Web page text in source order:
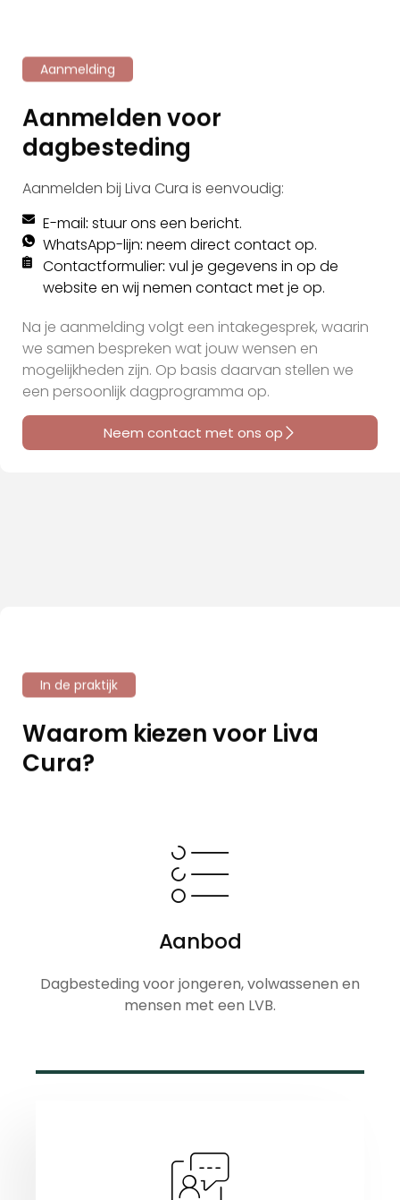
Aanmelding
Aanmelden voor
dagbesteding
Aanmelden bij Liva Cura is eenvoudig:
E-mail: stuur ons een bericht.
WhatsApp-lijn: neem direct contact op.
Contactformulier: vul je gegevens in op de
website en wij nemen contact met je op.
Na je aanmelding volgt een intakegesprek, waarin
we samen bespreken wat jouw wensen en
mogelijkheden zijn. Op basis daarvan stellen we
een persoonlijk dagprogramma op.
Neem contact met ons op
In de praktijk
Waarom kiezen voor Liva
Cura?
Aanbod
Dagbesteding voor jongeren, volwassenen en
mensen met een LVB.